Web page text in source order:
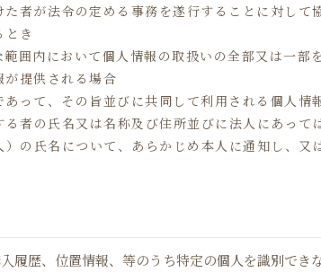
者が法令の定める事務を遂行することに対して
き
囲内において個人情報の取扱いの全部又は一部
提供される場合
って、その旨並びに共同して利用される個人情
者の氏名又は名称及び住所並びに法人にあっ
の氏名について、あらかじめ本人に通知し、
歴、位置情報、等のうち特定の個人を識別でき